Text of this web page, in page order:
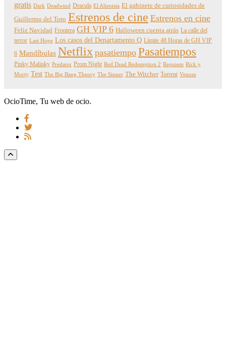
gratis Dark Deadwind Dracula El Alienista El gabinete de curiosidades de
Guillermo del Toro Estrenos de cine Estrenos en cine
Feliz Navidad Frontera GH VIP 6 Halloween cuenta atrás La calle del
terror Last Hope Los casos del Departamento Q Límite 48 Horas de GH VIP
6 Mandíbulas Netflix pasatiempo Pasatiempos
Pinky Malinky Predator Prom Night Red Dead Redemption 2 Requiem Rick y
Morty Test The Big Bang Theory The Sinner The Witcher Torrent Venom
OcioTime, Tu web de ocio.